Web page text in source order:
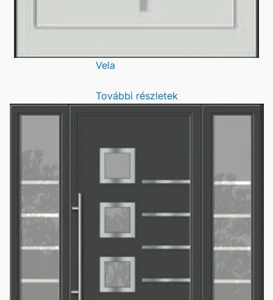
Vela
További részletek